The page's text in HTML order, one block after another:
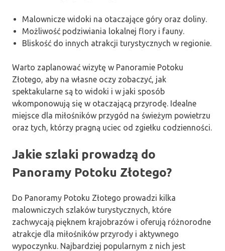
Malownicze widoki na otaczające góry oraz doliny.
Możliwość podziwiania lokalnej flory i fauny.
Bliskość do innych atrakcji turystycznych w regionie.
Warto zaplanować wizytę w Panoramie Potoku
Złotego, aby na własne oczy zobaczyć, jak
spektakularne są to widoki i w jaki sposób
wkomponowują się w otaczającą przyrodę. Idealne
miejsce dla miłośników przygód na świeżym powietrzu
oraz tych, którzy pragną uciec od zgiełku codzienności.
Jakie szlaki prowadzą do
Panoramy Potoku Złotego?
Do Panoramy Potoku Złotego prowadzi kilka
malowniczych szlaków turystycznych, które
zachwycają pięknem krajobrazów i oferują różnorodne
atrakcje dla miłośników przyrody i aktywnego
wypoczynku. Najbardziej popularnym z nich jest